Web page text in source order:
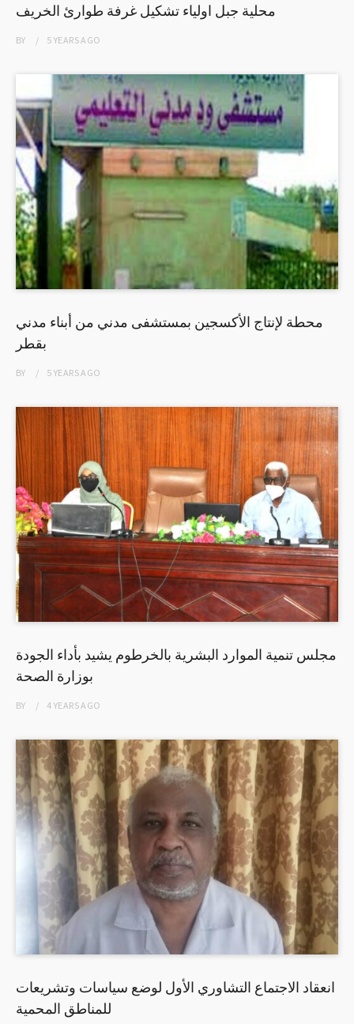
محلية جبل اولياء تشكيل غرفة طوارئ الخريف
BY 5 YEARSAGO
محطة لإنتاج الأكسجين بمستشفى مدني من أبناء مدني
بقطر
BY 5 YEARSAGO
مجلس تنمية الموارد البشرية بالخرطوم يشيد بأداء الجودة
بوزارة الصحة
BY 4 YEARSAGO
انعقاد الاجتماع التشاوري الأول لوضع سياسات وتشريعات
للمناطق المحمية